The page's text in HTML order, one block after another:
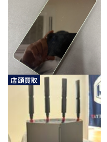
店頭買取